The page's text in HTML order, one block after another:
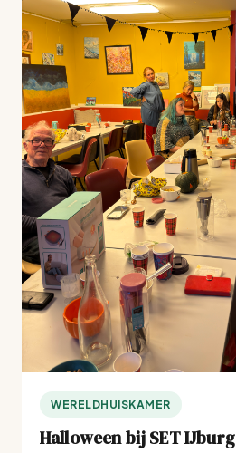
WERELDHUISKAMER
Halloween bij SET IJburg